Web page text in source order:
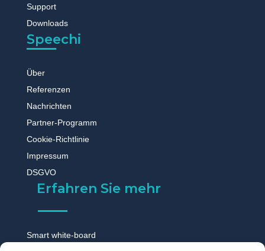
Support
Downloads
Speechi
Über
Referenzen
Nachrichten
Partner-Programm
Cookie-Richtlinie
Impressum
DSGVO
Erfahren Sie mehr
Smart white-board